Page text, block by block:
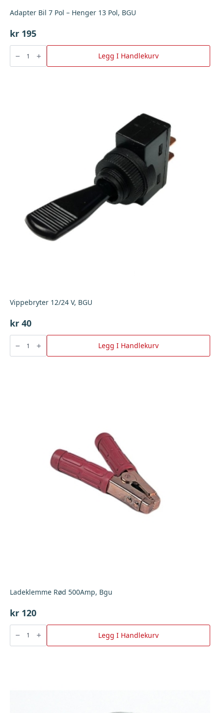
Adapter Bil 7 Pol – Henger 13 Pol, BGU
kr 195
Adapter
Pol
Legg I Handlekurv
Vippebryter 12/24 V, BGU
kr 40
Vippebryter
BGU
Legg I Handlekurv
Ladeklemme Rød 500Amp, Bgu
kr 120
Ladeklemme
500Amp,
Bgu
Legg I Handlekurv